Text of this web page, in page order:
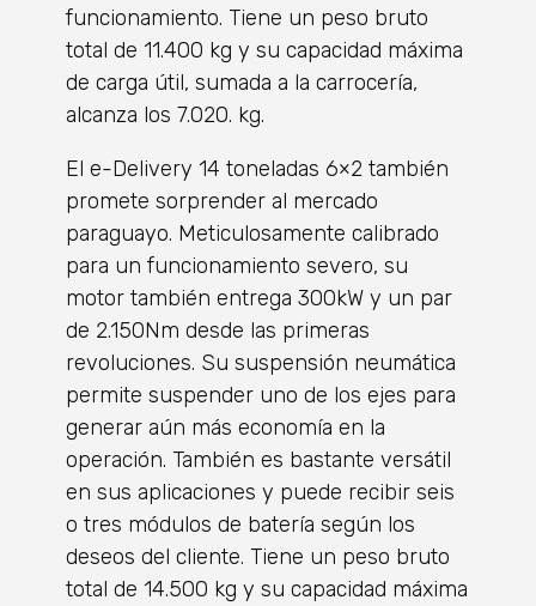
funcionamiento. Tiene un peso bruto
total de 11.400 kg y su capacidad máxima
de carga útil, sumada a la carrocería,
alcanza los 7.020. kg.
El e-Delivery 14 toneladas 6×2 también
promete sorprender al mercado
paraguayo. Meticulosamente calibrado
para un funcionamiento severo, su
motor también entrega 300kW y un par
de 2.150Nm desde las primeras
revoluciones. Su suspensión neumática
permite suspender uno de los ejes para
generar aún más economía en la
operación. También es bastante versátil
en sus aplicaciones y puede recibir seis
o tres módulos de batería según los
deseos del cliente. Tiene un peso bruto
total de 14.500 kg y su capacidad máxima